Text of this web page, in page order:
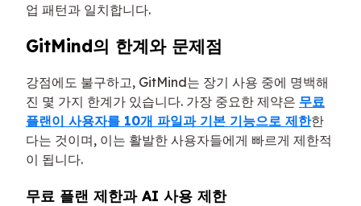
업 패턴과 일치합니다.
GitMind의 한계와 문제점
강점에도 불구하고, GitMind는 장기 사용 중에 명백해
진 몇 가지 한계가 있습니다. 가장 중요한 제약은 무료
플랜이 사용자를 10개 파일과 기본 기능으로 제한한
다는 것이며, 이는 활발한 사용자들에게 빠르게 제한적
이 됩니다.
무료 플랜 제한과 AI 사용 제한